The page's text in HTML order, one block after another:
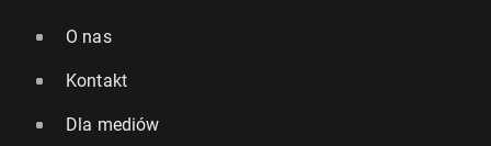
O nas
Kontakt
Dla mediów